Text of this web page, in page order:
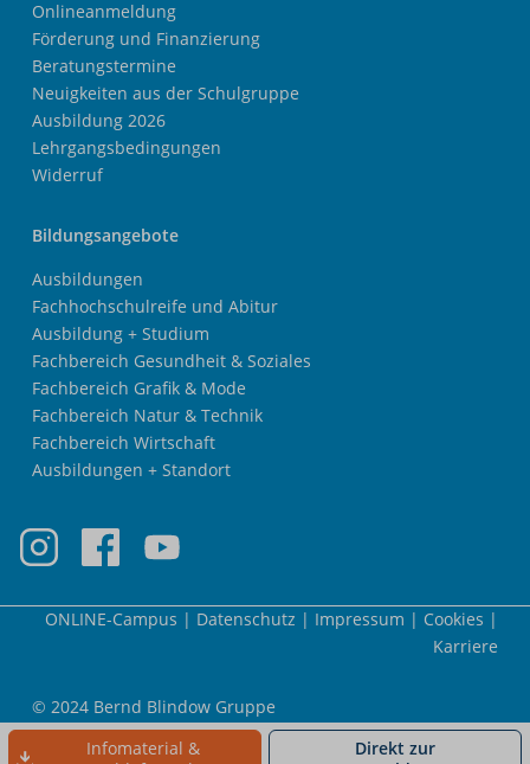
Infomaterial &
Direkt zur
Onlineanmeldung
Förderung und Finanzierung
Beratungstermine
Neuigkeiten aus der Schulgruppe
Ausbildung 2026
Lehrgangsbedingungen
Widerruf
Bildungsangebote
Ausbildungen
Fachhochschulreife und Abitur
Ausbildung + Studium
Fachbereich Gesundheit & Soziales
Fachbereich Grafik & Mode
Fachbereich Natur & Technik
Fachbereich Wirtschaft
Ausbildungen + Standort
Meta-
ONLINE-Campus Datenschutz Impressum
Cookies
Karriere
© 2024 Bernd Blindow Gruppe